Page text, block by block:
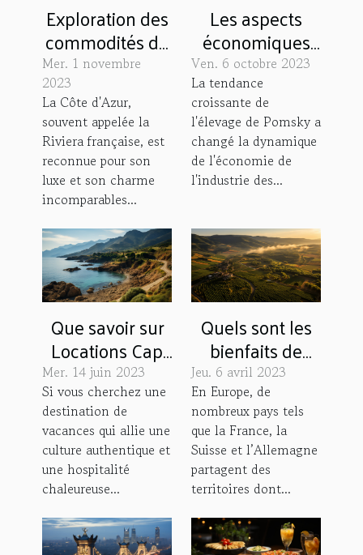
Exploration des
commodités de
luxe des
villages de
vacances en
Côte d'Azur
Mer. 1 novembre
2023
La Côte d'Azur,
souvent appelée la
Riviera française, est
reconnue pour son
luxe et son charme
incomparables...
Les aspects
économiques
de l'élevage de
Pomsky
Ven. 6 octobre 2023
La tendance
croissante de
l'élevage de Pomsky a
changé la dynamique
de l'économie de
l'industrie des...
Que savoir sur
Locations Cap
Corse ?
Mer. 14 juin 2023
Si vous cherchez une
destination de
vacances qui allie une
culture authentique et
une hospitalité
chaleureuse...
Quels sont les
bienfaits de
découvrir
l’Alsace en
Montgolfière ?
Jeu. 6 avril 2023
En Europe, de
nombreux pays tels
que la France, la
Suisse et l’Allemagne
partagent des
territoires dont...